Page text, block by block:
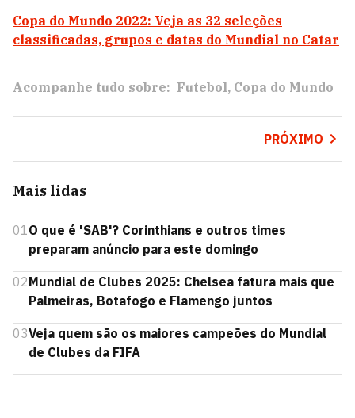
Copa do Mundo 2022: Veja as 32 seleções
classificadas, grupos e datas do Mundial no Catar
Acompanhe tudo sobre: Futebol Copa do Mundo
PRÓXIMO
Mais lidas
01O que é 'SAB'? Corinthians e outros times
preparam anúncio para este domingo
02Mundial de Clubes 2025: Chelsea fatura mais que
Palmeiras, Botafogo e Flamengo juntos
03Veja quem são os maiores campeões do Mundial
de Clubes da FIFA